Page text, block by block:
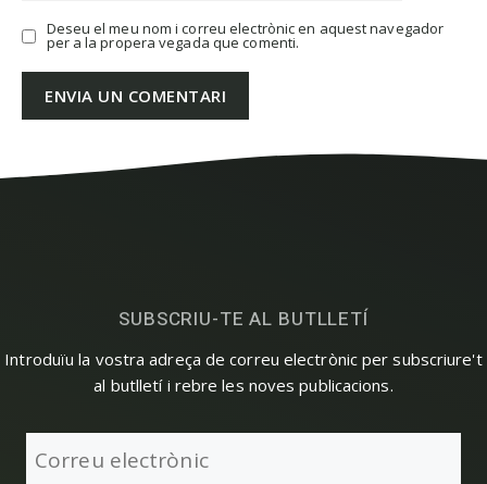
Deseu el meu nom i correu electrònic en aquest navegador
per a la propera vegada que comenti.
SUBSCRIU-TE AL BUTLLETÍ
Introduïu la vostra adreça de correu electrònic per subscriure't
al butlletí i rebre les noves publicacions.